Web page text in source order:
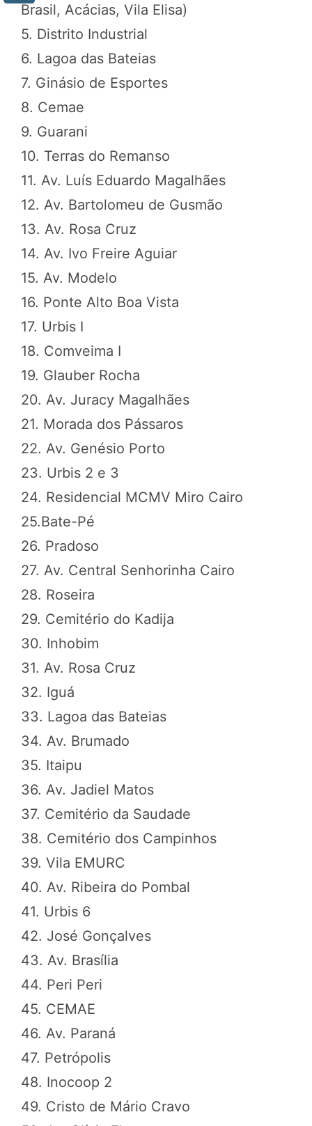
Brasil, Acácias, Vila Elisa)
5. Distrito Industrial
6. Lagoa das Bateias
7. Ginásio de Esportes
8. Cemae
9. Guarani
10. Terras do Remanso
11. Av. Luís Eduardo Magalhães
12. Av. Bartolomeu de Gusmão
13. Av. Rosa Cruz
14. Av. Ivo Freire Aguiar
15. Av. Modelo
16. Ponte Alto Boa Vista
17. Urbis I
18. Comveima I
19. Glauber Rocha
20. Av. Juracy Magalhães
21. Morada dos Pássaros
22. Av. Genésio Porto
23. Urbis 2 e 3
24. Residencial MCMV Miro Cairo
25.Bate-Pé
26. Pradoso
27. Av. Central Senhorinha Cairo
28. Roseira
29. Cemitério do Kadija
30. Inhobim
31. Av. Rosa Cruz
32. Iguá
33. Lagoa das Bateias
34. Av. Brumado
35. Itaipu
36. Av. Jadiel Matos
37. Cemitério da Saudade
38. Cemitério dos Campinhos
39. Vila EMURC
40. Av. Ribeira do Pombal
41. Urbis 6
42. José Gonçalves
43. Av. Brasília
44. Peri Peri
45. CEMAE
46. Av. Paraná
47. Petrópolis
48. Inocoop 2
49. Cristo de Mário Cravo